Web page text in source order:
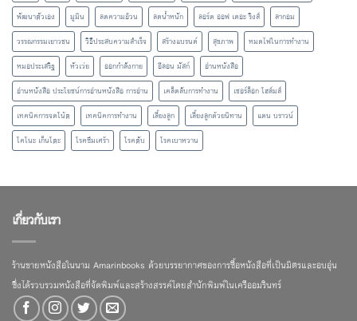
พัฒนาตัวเอง
มูมิน ลดความอ้วน ลดน้ำหนัก ลอร์ด ออฟ เดอะ ริงส์
ลากอม
วรรณกรรมเยาวชน
วิธีประสบความสำเร็จ สร้างแบรนด์ สุขภาพ
หมดไฟในการทำงาน
หมอประเสริฐ
หัวเว่ย ออกกำลังกาย อีลอน มัสก์
อ่านหนังสือ
อ่านหนังสือ ประโยชน์การอ่านหนังสือ การอ่าน
เคล็ดลับการทำงาน
เชอร์ล็อก โฮล์มส์
เทคนิคการจดโน้ต
เทคนิคการทำงาน เลี้ยงลูก เลี้ยงลูกด้วยนิทาน
แดน บราวน์
โคโนะ เก็นโตะ
โรคซึมเศร้า โรคตับ โรคเบาหวาน
เกี่ยวกับเรา
ร้านขายหนังสือในนาม Amarinbooks ด้วยบรรยากาศของการซื้อหนังสือที่เป็นมิตรและอบอุ่น
ซึ่งได้รวบรวมหนังสือที่จัดพิมพ์และสร้างสรรค์โดยสำนักพิมพ์ในเครืออมรินทร์